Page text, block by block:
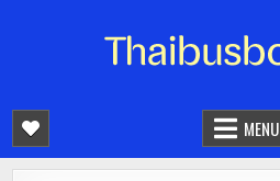
จองตั๋วรถออนไลน์ 24 ชั่ว
MENU